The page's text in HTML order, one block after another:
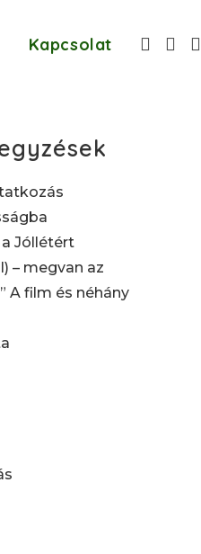
Kapcsolat
a Jóllétért
– megvan az
A film és néhány